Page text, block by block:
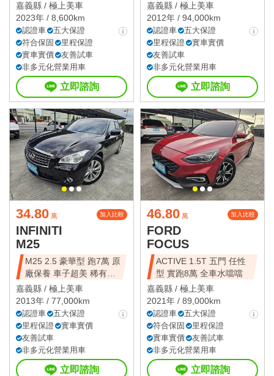
嘉義縣 / 極上美車
2023年 / 8,600km
認證車
五大保證
符合保固
里程保證
實車實價
友善試車
非多元化營業用車
立即諮詢
嘉義縣 / 極上美車
2012年 / 94,000km
認證車
五大保證
里程保證
實車實價
友善試車
非多元化營業用車
立即諮詢
34.80 萬 加入比較
INFINITI
M25
M25 2.5 豪華型 跑7萬 原
廠保養 車子超美 稀有極
品
嘉義縣 / 極上美車
2013年 / 77,000km
認證車
五大保證
里程保證
實車實價
友善試車
非多元化營業用車
立即諮詢
46.80 萬 加入比較
FORD
FOCUS
ACTIVE 1.5T 五門 任性
型 實跑8萬 全車水噹噹
嘉義縣 / 極上美車
2021年 / 89,000km
認證車
五大保證
符合保固
里程保證
實車實價
友善試車
非多元化營業用車
立即諮詢